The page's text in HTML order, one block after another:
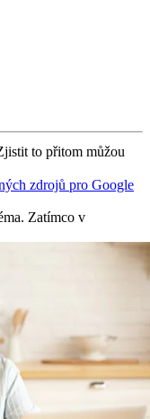
to přitom můžou
zdrojů pro Google
Zatímco v